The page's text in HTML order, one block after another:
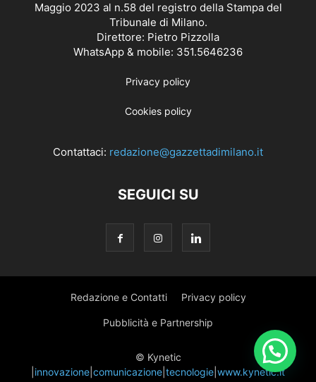
Maggio 2023 al n.58 del registro della Stampa del
Tribunale di Milano.
Direttore: Pietro Pizzolla
WhatsApp & mobile: 351.5646236
Privacy policy
Cookies policy
Contattaci: redazione@gazzettadimilano.it
SEGUICI SU
Redazione e Contatti Privacy policy
Pubblicità e Partnership
© Kynetic
innovazione comunicazione tecnologie www.kynetic.it